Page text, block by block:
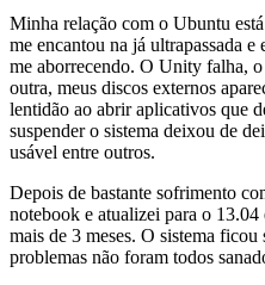
Minha relação com o Ubuntu
me encantou na já ultrapassada e
me aborrecendo. O Unity falha,
outra, meus discos externos
lentidão ao abrir aplicativos que
suspender o sistema deixou de
usável entre outros.
Depois de bastante sofrimento
notebook e atualizei para o
mais de 3 meses. O sistema
problemas não foram todos